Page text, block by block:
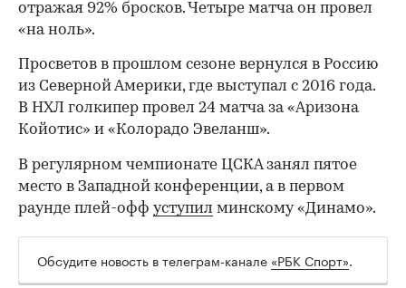
отражая 92% бросков. Четыре матча он провел
«на ноль».
Просветов в прошлом сезоне вернулся в Россию
из Северной Америки, где выступал с 2016 года.
В НХЛ голкипер провел 24 матча за «Аризона
Койотис» и «Колорадо Эвеланш».
В регулярном чемпионате ЦСКА занял пятое
место в Западной конференции, а в первом
раунде плей-офф уступил минскому «Динамо».
Обсудите новость в телеграм-канале «РБК Спорт».